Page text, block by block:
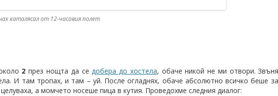
каталясал от 12-часовия полет
2през нощта да седобера до хостела, обаче никой не ми отвори.
И там тропах, и там – уй. После огладнях, обаче абсолютно всичко беше
а момчето носеше пица в кутия. Проведохме следния диалог: